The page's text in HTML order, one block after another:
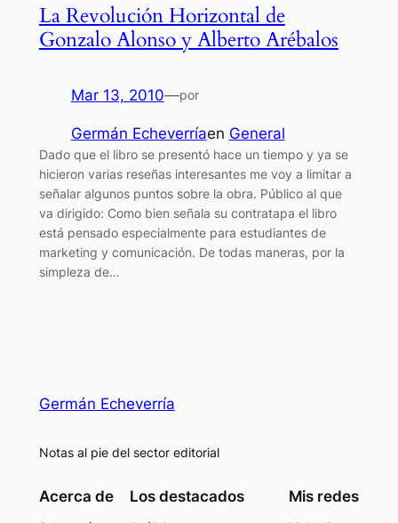
La Revolución Horizontal de
Gonzalo Alonso y Alberto Arébalos
Mar 13, 2010—por
Germán Echeverríaen General
Dado que el libro se presentó hace un tiempo y ya se
hicieron varias reseñas interesantes me voy a limitar a
señalar algunos puntos sobre la obra. Público al que
va dirigido: Como bien señala su contratapa el libro
está pensado especialmente para estudiantes de
marketing y comunicación. De todas maneras, por la
simpleza de…
Germán Echeverría
Notas al pie del sector editorial
Acerca de Los destacados Mis redes